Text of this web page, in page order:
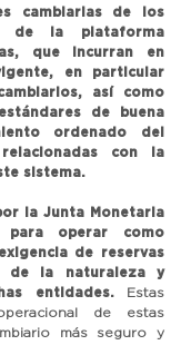
cambiarias de los
de la plataforma
que incurran en
en particular
así como
de buena
ordenado del
con la
sistema.
la Junta Monetaria
para operar como
de reservas
de la naturaleza y
entidades.Estas
de estas
más seguro y